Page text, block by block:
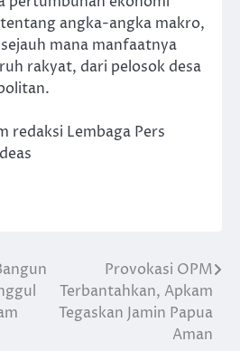
angka-angka makro,
mana manfaatnya
rakyat, dari pelosok desa
redaksi Lembaga Pers
Provokasi OPM
Terbantahkan, Apkam
Tegaskan Jamin Papua
Aman